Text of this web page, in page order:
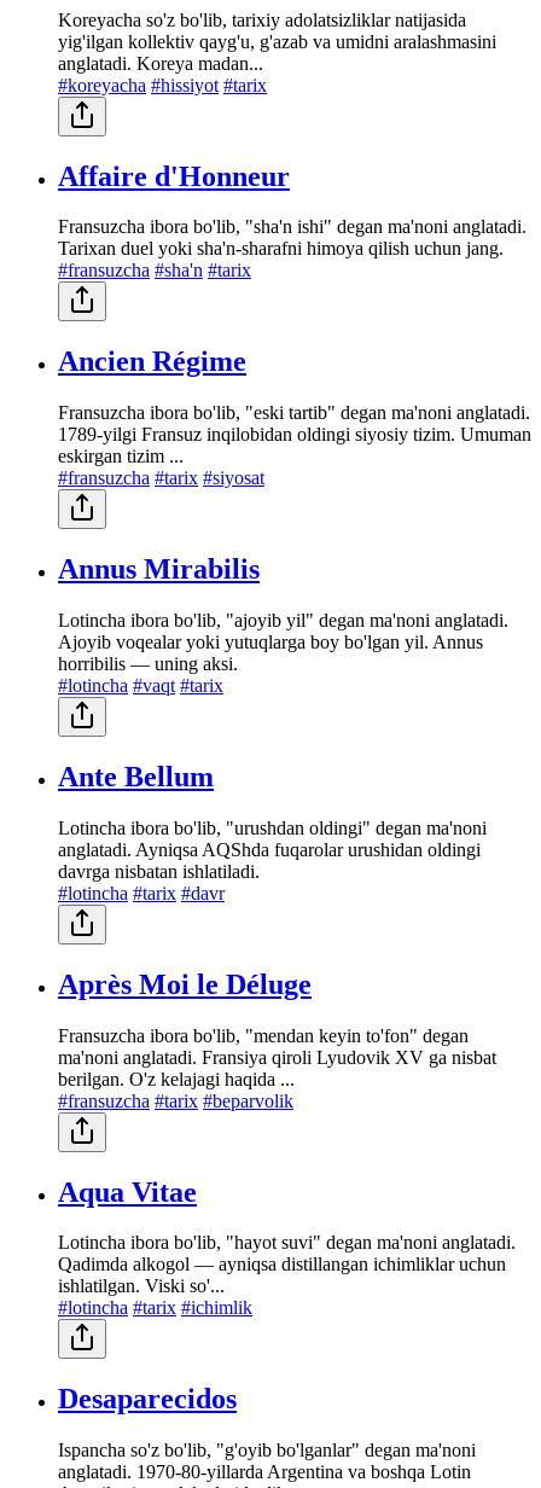
Koreyacha so'z bo'lib, tarixiy adolatsizliklar natijasida
yig'ilgan kollektiv qayg'u, g'azab va umidni aralashmasini
anglatadi. Koreya madan...
#koreyacha #hissiyot #tarix
Affaire d'Honneur
Fransuzcha ibora bo'lib, "sha'n ishi" degan ma'noni anglatadi.
Tarixan duel yoki sha'n-sharafni himoya qilish uchun jang.
#fransuzcha #sha'n #tarix
Ancien Régime
Fransuzcha ibora bo'lib, "eski tartib" degan ma'noni anglatadi.
1789-yilgi Fransuz inqilobidan oldingi siyosiy tizim. Umuman
eskirgan tizim ...
#fransuzcha #tarix #siyosat
Annus Mirabilis
Lotincha ibora bo'lib, "ajoyib yil" degan ma'noni anglatadi.
Ajoyib voqealar yoki yutuqlarga boy bo'lgan yil. Annus
horribilis — uning aksi.
#lotincha #vaqt #tarix
Ante Bellum
Lotincha ibora bo'lib, "urushdan oldingi" degan ma'noni
anglatadi. Ayniqsa AQShda fuqarolar urushidan oldingi
davrga nisbatan ishlatiladi.
#lotincha #tarix #davr
Après Moi le Déluge
Fransuzcha ibora bo'lib, "mendan keyin to'fon" degan
ma'noni anglatadi. Fransiya qiroli Lyudovik XV ga nisbat
berilgan. O'z kelajagi haqida ...
#fransuzcha #tarix #beparvolik
Aqua Vitae
Lotincha ibora bo'lib, "hayot suvi" degan ma'noni anglatadi.
Qadimda alkogol — ayniqsa distillangan ichimliklar uchun
ishlatilgan. Viski so'...
#lotincha #tarix #ichimlik
Desaparecidos
Ispancha so'z bo'lib, "g'oyib bo'lganlar" degan ma'noni
anglatadi. 1970-80-yillarda Argentina va boshqa Lotin